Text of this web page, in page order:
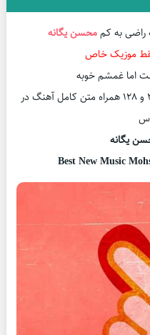
راضی به کممحسن یگانه
موزیک خاص
اما غمشم خوبه
با صدای محسن یگانه با دو کیفیت ۳۲۰ و ۱۲۸ همراه متن کامل آهنگ در
یگانه
Best New Music